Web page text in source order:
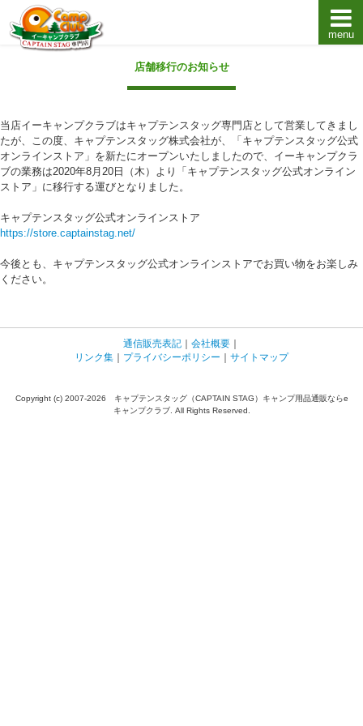
キャプテンスタッグキャンプ用品通販店【eキャンプ
menu
店舗移行のお知らせ
当店イーキャンプクラブはキャプテンスタッグ専門店として営業してきまし
たが、この度、キャプテンスタッグ株式会社が、「キャプテンスタッグ公式
オンラインストア」を新たにオープンいたしましたので、イーキャンプクラ
ブの業務は2020年8月20日（木）より「キャプテンスタッグ公式オンライン
ストア」に移行する運びとなりました。
キャプテンスタッグ公式オンラインストア
https://store.captainstag.net/
今後とも、キャプテンスタッグ公式オンラインストアでお買い物をお楽しみ
ください。
通信販売表記 ｜ 会社概要 ｜
リンク集 ｜ プライバシーポリシー ｜ サイトマップ
Copyright (c) 2007-2026 キャプテンスタッグ（CAPTAIN STAG）キャンプ用品通販ならe
キャンプクラブ. All Rights Reserved.